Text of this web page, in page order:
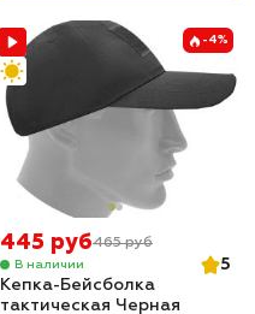
-4%
445 руб465 руб
В наличии
5
Кепка-Бейсболка
тактическая Черная